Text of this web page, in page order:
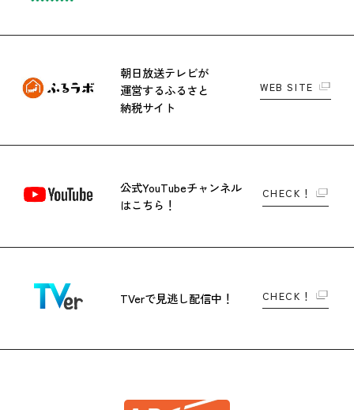
朝日放送テレビが
運営するふるさと
納税サイト
WEB SITE
公式YouTubeチャンネル
はこちら！
CHECK！
TVerで見逃し配信中！ CHECK！